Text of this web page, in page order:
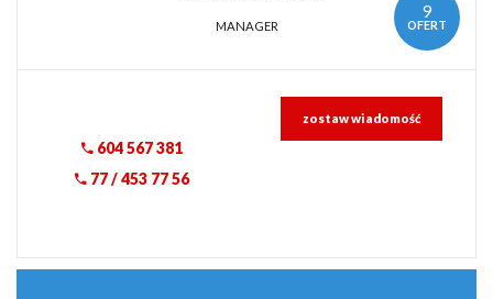
9
OFERT
MANAGER
604 567 381
77 / 453 77 56
zostaw wiadomość